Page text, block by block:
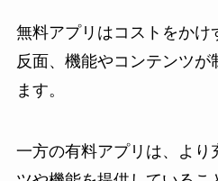
無料アプリはコストをかけ
反面、機能やコンテンツが
ます。
一方の有料アプリは、より